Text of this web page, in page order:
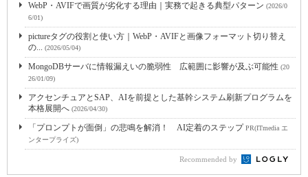
WebP・AVIFで画質が劣化する理由｜実務で起きる典型パターン (2026/0
6/01)
pictureタグの役割と使い方｜WebP・AVIFと画像フォーマット切り替え
の... (2026/05/04)
MongoDBサーバに情報漏えいの脆弱性 広範囲に影響が及ぶ可能性 (20
26/01/09)
アクセンチュアとSAP、AIを前提とした基幹システム刷新プログラムを
本格展開へ (2026/04/30)
「プロンプトが面倒」の悲鳴を解消！ AI定着のステップPR(ITmedia エ
ンタープライズ)
Recommended by